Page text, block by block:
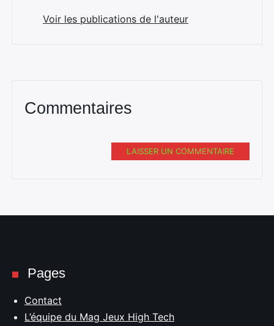
Voir les publications de l'auteur
Commentaires
LAISSER UN COMMENTAIRE
Pages
Contact
L’équipe du Mag Jeux High Tech